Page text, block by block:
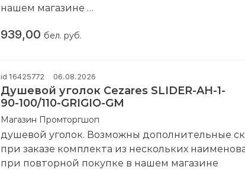
нашем магазине
939,00 бел. руб.
id 16425772 06.08.2026
Душевой уголок Cezares SLIDER-AH-1-
90-100/110-GRIGIO-GM
Магазин Промторгшоп
душевой уголок. Возможны дополнительные
при заказе комплекта из нескольких
при повторной покупке в нашем магазине